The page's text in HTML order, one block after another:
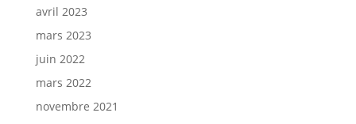
avril 2023
mars 2023
juin 2022
mars 2022
novembre 2021